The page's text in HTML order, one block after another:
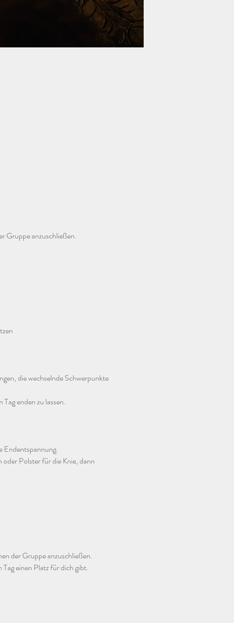
Gruppe anzuschließen.
die wechselnde Schwerpunkte
enden zu lassen.
Endentspannung.
Polster für die Knie, dann
der Gruppe anzuschließen.
Tag einen Platz für dich gibt.